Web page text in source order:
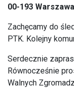
00-193 Warszawa
Zachęcamy do
PTK. Kolejny
Serdecznie
Równocześnie
Walnych